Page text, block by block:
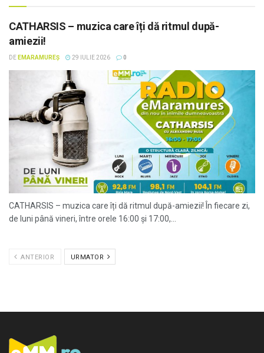
CATHARSIS – muzica care îți dă ritmul după-
amiezii!
DE EMARAMUREȘ 29 IULIE 2026 0
CATHARSIS – muzica care îți dă ritmul după-amiezii! În fiecare zi,
de luni până vineri, între orele 16:00 și 17:00,...
ANTERIOR URMATOR